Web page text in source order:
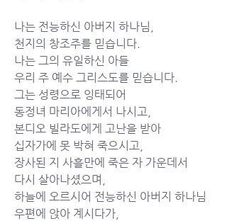
나는 전능하신 아버지 하나님,
천지의 창조주를 믿습니다.
나는 그의 유일하신 아들
우리 주 예수 그리스도를 믿습니다.
그는 성령으로 잉태되어
동정녀 마리아에게서 나시고,
본디오 빌라도에게 고난을 받아
십자가에 못 박혀 죽으시고,
장사된 지 사흘만에 죽은 자 가운데서
다시 살아나셨으며,
하늘에 오르시어 전능하신 아버지 하나님
우편에 앉아 계시다가,